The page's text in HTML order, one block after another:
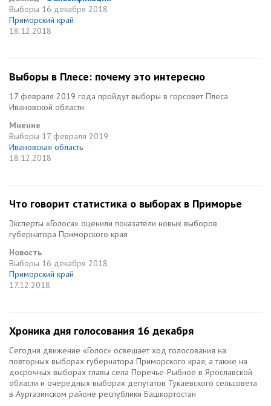
Выборы 16 декабря 2018
Приморский край
18.12.2018
Выборы в Плесе: почему это интересно
17 февраля 2019 года пройдут выборы в горсовет Плеса
Ивановской области
Мнение
Выборы 17 февраля 2019
Ивановская область
18.12.2018
Что говорит статистика о выборах в Приморье
Эксперты «Голоса» оценили показатели новых выборов
губернатора Приморского края
Новость
Выборы 16 декабря 2018
Приморский край
17.12.2018
Хроника дня голосования 16 декабря
Сегодня движение «Голос» освещает ход голосования на
повторных выборах губернатора Приморского края, а также на
досрочных выборах главы села Поречье-Рыбное в Ярославской
области и очередных выборах депутатов Тукаевского сельсовета
в Аургазинском районе республики Башкортостан